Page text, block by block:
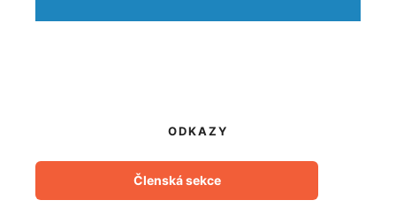
ODKAZY
Členská sekce